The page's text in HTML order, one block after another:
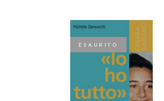
ESAURITO
LEGGI TUTTO